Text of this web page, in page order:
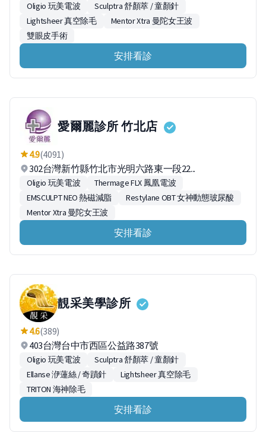
Oligio 玩美電波
Sculptra 舒顏萃 / 童顏針
Lightsheer 真空除毛
Mentor Xtra 曼陀女王波
雙眼皮手術
安排看診
愛爾麗診所 竹北店
4.9(4091)
302台灣新竹縣竹北市光明六路東一段22...
Oligio 玩美電波
Thermage FLX 鳳凰電波
EMSCULPT NEO 熱磁減脂
Restylane OBT 女神動態玻尿酸
Mentor Xtra 曼陀女王波
安排看診
靚采美學診所
4.6(389)
403台灣台中市西區公益路387號
Oligio 玩美電波
Sculptra 舒顏萃 / 童顏針
Ellanse 洢蓮絲 / 奇蹟針
Lightsheer 真空除毛
TRITON 海神除毛
安排看診